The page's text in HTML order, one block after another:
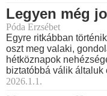
Legyen még
Póda Erzsébet
Egyre ritkábban
oszt meg valaki,
hétköznapok
biztatóbbá válik általuk
2026.1.1.